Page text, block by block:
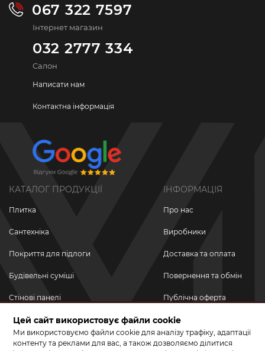
067 322 7597
Інтернет магазин
032 2777 334
Салон
Написати нам
Контактна інформація
КАТАЛОГ ПРОДУКЦІЇ
Плитка
Сантехніка
Покриття для підлоги
Будівельні суміші
Стінові панелі
Новинки
Акційні товари
ІНФОРМАЦІЯ
Про нас
Виробники
Доставка та оплата
Повернення та обмін
Публічна оферта
Політика
конфіденційності
Цей сайт використовує файли cookie
Ми використовуємо файли cookie для аналізу трафіку, адаптації
контенту та реклами для вас, а також дозволяємо ділитися